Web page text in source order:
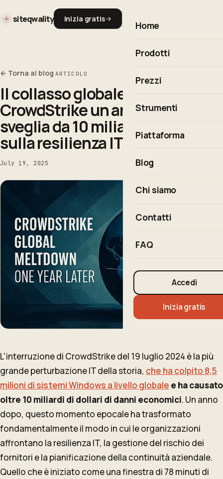
siteqwality Inizia gratis
Home
Prodotti
Monitoraggio
Risposta agli incidenti
Prezzi
Strumenti
Calcolatore di uptime
Codici di stato HTTP
Tutti gli strumenti
Piattaforma
Blog
Chi siamo
Contatti
FAQ
Accedi
Inizia gratis
← Torna al blog ARTICOLO
Il collasso globale di
CrowdStrike un anno dopo: la
sveglia da 10 miliardi di dollari
sulla resilienza IT
July 19, 2025
L'interruzione di CrowdStrike del 19 luglio 2024 è la più
grande perturbazione IT della storia, che ha colpito 8,5
milioni di sistemi Windows a livello globale e ha causato
oltre 10 miliardi di dollari di danni economici. Un anno
dopo, questo momento epocale ha trasformato
fondamentalmente il modo in cui le organizzazioni
affrontano la resilienza IT, la gestione del rischio dei
fornitori e la pianificazione della continuità aziendale.
Quello che è iniziato come una finestra di 78 minuti di